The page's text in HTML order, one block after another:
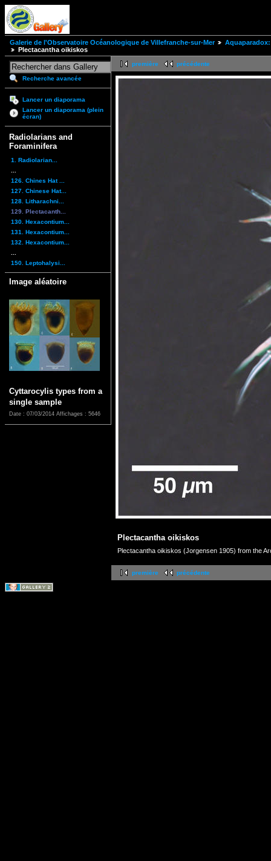
Galerie de l'Observatoire Océanologique de Villefranche-sur-Mer
Plectacantha oikiskos
Recherche avancée
Lancer un diaporama
Lancer un diaporama (plein
écran)
Radiolarians and
Foraminifera
1. Radiolarian...
126. Chines Hat ...
127. Chinese Hat...
128. Litharachni...
129. Plectacanth...
130. Hexacontium...
131. Hexacontium...
132. Hexacontium...
150. Leptohalysi...
Image aléatoire
Cyttarocylis types from a
single sample
Date : 07/03/2014 Affichages : 5646
première précédente
Plectacantha oikiskos
Plectacantha oikiskos (Jorgensen 1905) from the
première précédente